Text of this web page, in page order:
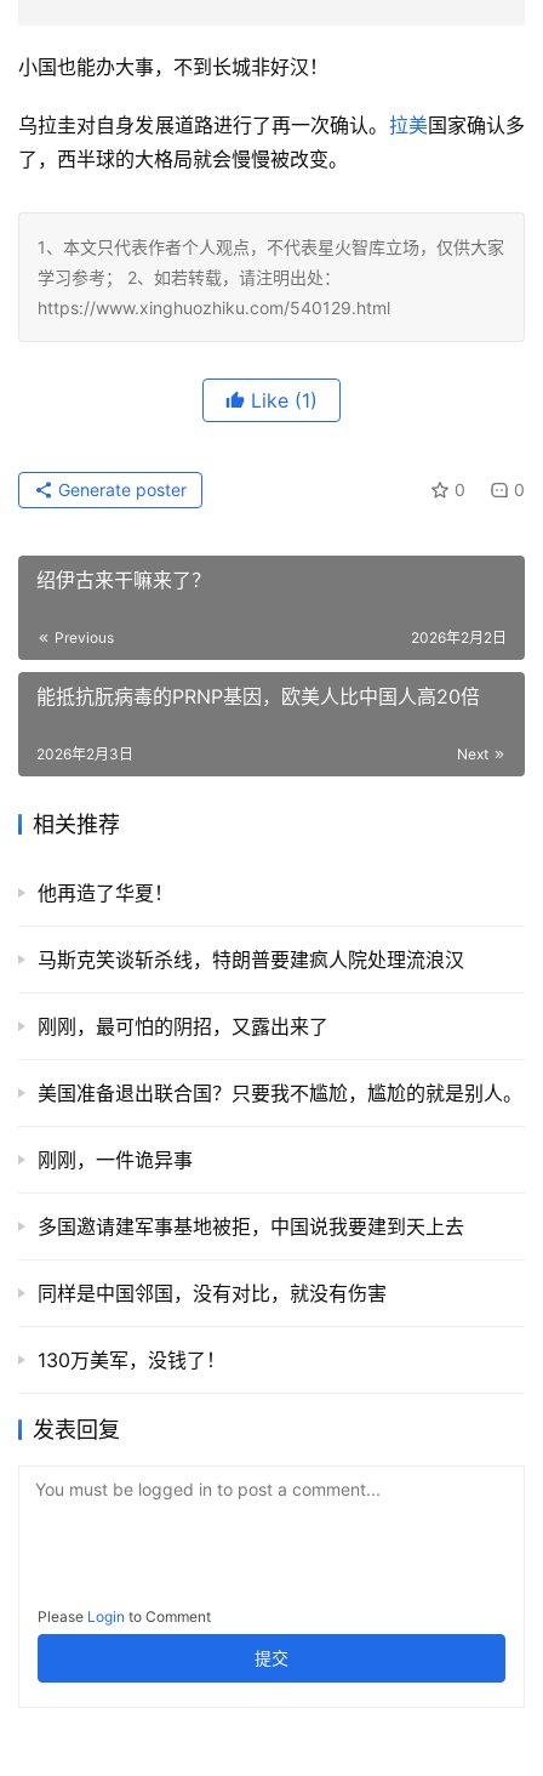
小国也能办大事，不到长城非好汉！
乌拉圭对自身发展道路进行了再一次确认。 拉美国家确认多
了，西半球的大格局就会慢慢被改变。
1、本文只代表作者个人观点，不代表星火智库立场，仅供大家
学习参考； 2、如若转载，请注明出处：
https://www.xinghuozhiku.com/540129.html
Like (1)
0 0
Generate poster
绍伊古来干嘛来了？
Previous 2026年2月2日
能抵抗朊病毒的PRNP基因，欧美人比中国人高20倍
Next
2026年2月3日
相关推荐
他再造了华夏！
马斯克笑谈斩杀线，特朗普要建疯人院处理流浪汉
刚刚，最可怕的阴招，又露出来了
美国准备退出联合国？只要我不尴尬，尴尬的就是别人。
刚刚，一件诡异事
多国邀请建军事基地被拒，中国说我要建到天上去
同样是中国邻国，没有对比，就没有伤害
130万美军，没钱了！
发表回复
You must be logged in to post a comment...
Please Login to Comment
提交